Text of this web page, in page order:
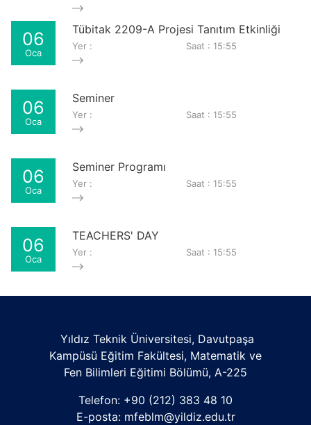
06
Oca
Tübitak 2209-A Projesi Tanıtım Etkinliği
Yer : Saat : 15:55
06
Oca
Seminer
Yer : Saat : 15:55
06
Oca
Seminer Programı
Yer : Saat : 15:55
06
Oca
TEACHERS' DAY
Yer : Saat : 15:55
Yıldız Teknik Üniversitesi, Davutpaşa
Kampüsü Eğitim Fakültesi, Matematik ve
Fen Bilimleri Eğitimi Bölümü, A-225
Telefon: +90 (212) 383 48 10
E-posta: mfeblm@yildiz.edu.tr